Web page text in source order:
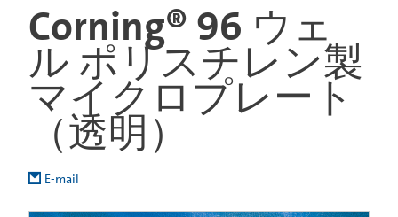
Corning® 96 ウェ
ル ポリスチレン製
マイクロプレート
（透明）
E-mail